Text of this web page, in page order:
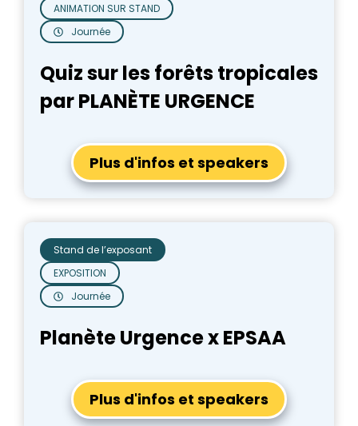
Journée
ANIMATION SUR STAND
Quiz sur les forêts tropicales
par PLANÈTE URGENCE
Plus d'infos et speakers
Journée
EXPOSITION
Stand de l’exposant
Planète Urgence x EPSAA
Plus d'infos et speakers